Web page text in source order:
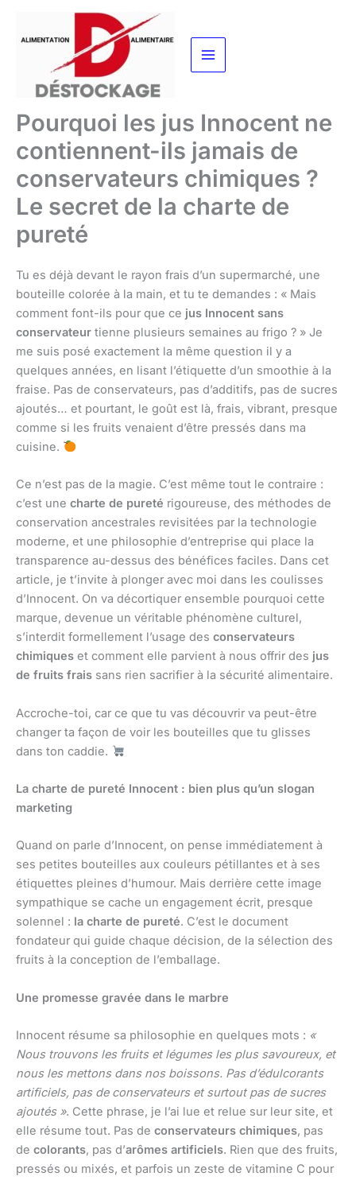
contenu
Pourquoi les jus Innocent ne
contiennent-ils jamais de
conservateurs chimiques ?
Le secret de la charte de
pureté
Tu es déjà devant le rayon frais d’un supermarché, une
bouteille colorée à la main, et tu te demandes : « Mais
comment font-ils pour que ce jus Innocent sans
conservateur tienne plusieurs semaines au frigo ? » Je
me suis posé exactement la même question il y a
quelques années, en lisant l’étiquette d’un smoothie à la
fraise. Pas de conservateurs, pas d’additifs, pas de sucres
ajoutés… et pourtant, le goût est là, frais, vibrant, presque
comme si les fruits venaient d’être pressés dans ma
cuisine.
Ce n’est pas de la magie. C’est même tout le contraire :
c’est une charte de pureté rigoureuse, des méthodes de
conservation ancestrales revisitées par la technologie
moderne, et une philosophie d’entreprise qui place la
transparence au-dessus des bénéfices faciles. Dans cet
article, je t’invite à plonger avec moi dans les coulisses
d’Innocent. On va décortiquer ensemble pourquoi cette
marque, devenue un véritable phénomène culturel,
s’interdit formellement l’usage des conservateurs
chimiques et comment elle parvient à nous offrir des jus
de fruits frais sans rien sacrifier à la sécurité alimentaire.
Accroche-toi, car ce que tu vas découvrir va peut-être
changer ta façon de voir les bouteilles que tu glisses
dans ton caddie.
La charte de pureté Innocent : bien plus qu’un slogan
marketing
Quand on parle d’Innocent, on pense immédiatement à
ses petites bouteilles aux couleurs pétillantes et à ses
étiquettes pleines d’humour. Mais derrière cette image
sympathique se cache un engagement écrit, presque
solennel : la charte de pureté. C’est le document
fondateur qui guide chaque décision, de la sélection des
fruits à la conception de l’emballage.
Une promesse gravée dans le marbre
Innocent résume sa philosophie en quelques mots : «
Nous trouvons les fruits et légumes les plus savoureux, et
nous les mettons dans nos boissons. Pas d’édulcorants
artificiels, pas de conservateurs et surtout pas de sucres
ajoutés ». Cette phrase, je l’ai lue et relue sur leur site, et
elle résume tout. Pas de conservateurs chimiques, pas
de colorants, pas d’arômes artificiels. Rien que des fruits,
pressés ou mixés, et parfois un zeste de vitamine C pour